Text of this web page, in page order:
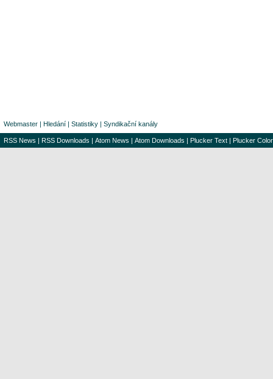
Webmaster | Hledání | Statistiky | Syndikační kanály
RSS News | RSS Downloads | Atom News | Atom Downloads | Plucker Text | Plucker Color